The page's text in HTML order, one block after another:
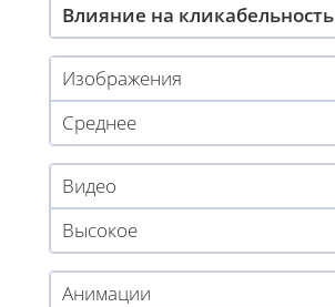
Влияние на кликабельность
Изображения
Среднее
Видео
Высокое
Анимации